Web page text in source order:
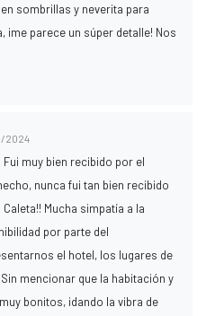
sombrillas y neverita para
¡me parece un súper detalle! Nos
2024
Fui muy bien recibido por el
nunca fui tan bien recibido
Mucha simpatía a la
por parte del
el hotel, los lugares de
mencionar que la habitación y
bonitos, ¡dando la vibra de